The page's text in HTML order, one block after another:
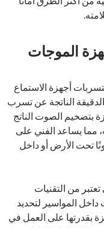
الموجات
أجهزة الاستماع
الناتجة عن تسرب
بتضخيم الصوت الناتج
مما يساعد الفني على
تحت الأرض أو داخل
من التقنيات
داخل المواسير لتحديد
بقدرتها على العمل في